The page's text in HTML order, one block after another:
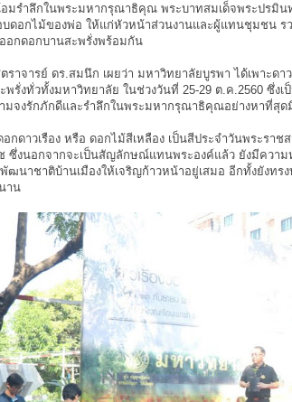
มรำลึกในพระมหากรุณาธิคุณ พระบาทสมเด็จพระปรมิ
ดอกไม้ของพ่อ ให้แก่หัวหน้าส่วนงานและผู้แทนชุมชน ร
อกดอกบานสะพรั่งพร้อมกัน
ราจารย์ ดร.สมนึก เผยว่า มหาวิทยาลัยบูรพา ได้เพาะดา
พรั่งทั่วทั้งมหาวิทยาลัย ในช่วงวันที่ 25-29 ต.ค.2560 ซึ่ง
มจงรักภักดีและรำลึกในพระมหากรุณาธิคุณอย่างหาที่สุด
อกดาวเรือง หรือ ดอกไม้สีเหลือง เป็นสีประจำวันพระร
ซึ่งนอกจากจะเป็นสัญลักษณ์แทนพระองค์แล้ว ยังมีความ
พัฒนาชาติบ้านเมืองให้เจริญก้าวหน้าอยู่เสมอ อีกทั้งยังท
าน